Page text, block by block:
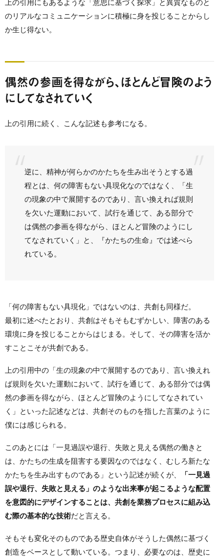
上の引用にもあるような「意思に基づく探求」と異質なものと
のリアルなコミュニケーションに積極に身を投じることからし
か生じ得ない。
偶然の参画を得ながら、ほとんど冒険のよう
にしてなされていく
上の引用に続く、こんな記述も参考になる。
逆に、精神が何らかのかたちを生み出そうとする過
程とは、何の障害もない具現化なのではなく、「生
の現象の中で展開するのであり、言い換えれば規則
を欠いた運動において、試行を通じて、ある部分で
は偶然の参画を得ながら、ほとんど冒険のようにし
てなされていく」と、『かたちの生命』では述べら
れている。
「何の障害もない具現化」ではないのは、共創も同様だ。
最初に述べたとおり、共創はそもそもむずかしい、障害のある
環境に身を投じることからはじまる。そして、その障害を活か
すことこそが共創である。
上の引用中の「生の現象の中で展開するのであり、言い換えれ
ば規則を欠いた運動において、試行を通じて、ある部分では偶
然の参画を得ながら、ほとんど冒険のようにしてなされてい
く」といった記述などは、共創そのものを指した言葉のように
僕には感じられる。
このあとには「一見過誤や退行、失敗と見える偶然の働きと
は、かたちの生成を阻害する要因なのではなく、むしろ新たな
かたちを生み出すものである」という記述が続くが、
「一見過
誤や退行、失敗と見える」のような出来事が起こるような配置
を意図的にデザインすることは、共創を業務プロセスに組み込
む際の基本的な技術だと言える。
そもそも変化そのものである歴史自体がそうした偶然に基づく
創造をベースとして動いている。つまり、必要なのは、歴史に